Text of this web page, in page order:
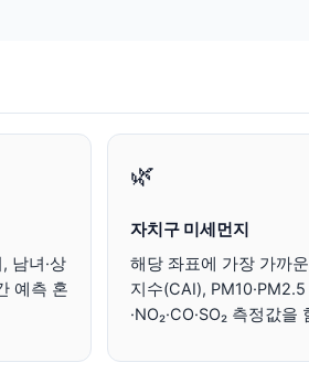
남녀·상
예측 혼
🌿
자치구 미세먼지
해당 좌표에 가장 가까
지수(CAI),
·NO₂·CO·SO₂ 측정값